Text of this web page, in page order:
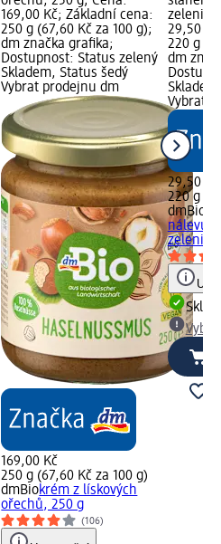
169,00 Kč; Základní cena:
250 g (67,60 Kč za 100 g);
dm značka grafika;
Dostupnost: Status zelený
Skladem, Status šedý
Vybrat prodejnu dm
169,00 Kč
250 g (67,60 Kč za 100 g)
dmBiokrém z lískových
ořechů, 250 g
(106)
29,50
220 g
dm
Vybrat
29,50 Kč
220 g
dmBio
nálevu,